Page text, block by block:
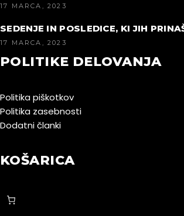
17 MARCA, 2023
SEDENJE IN POSLEDICE, KI JIH
17 MARCA, 2023
POLITIKE DELOVANJA
Politika piškotkov
Politika zasebnosti
Dodatni članki
KOŠARICA